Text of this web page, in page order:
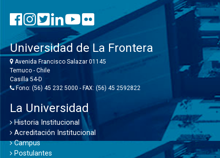
Universidad de La Frontera
Avenida Francisco Salazar 01145
Temuco - Chile
Casilla 54-D
Fono: (56) 45 232 5000 - FAX: (56) 45 2592822
La Universidad
Historia Institucional
Acreditación Institucional
Campus
Postulantes